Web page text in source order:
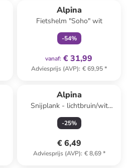
Alpina
Fietshelm "Soho" wit
-54%
vanaf: € 31,99
Adviesprijs (AVP): € 69,95*
Alpina
Snijplank - lichtbruin/wit
(B)38,2 x (H)22 cm
-25%
€ 6,49
Adviesprijs (AVP): € 8,69*